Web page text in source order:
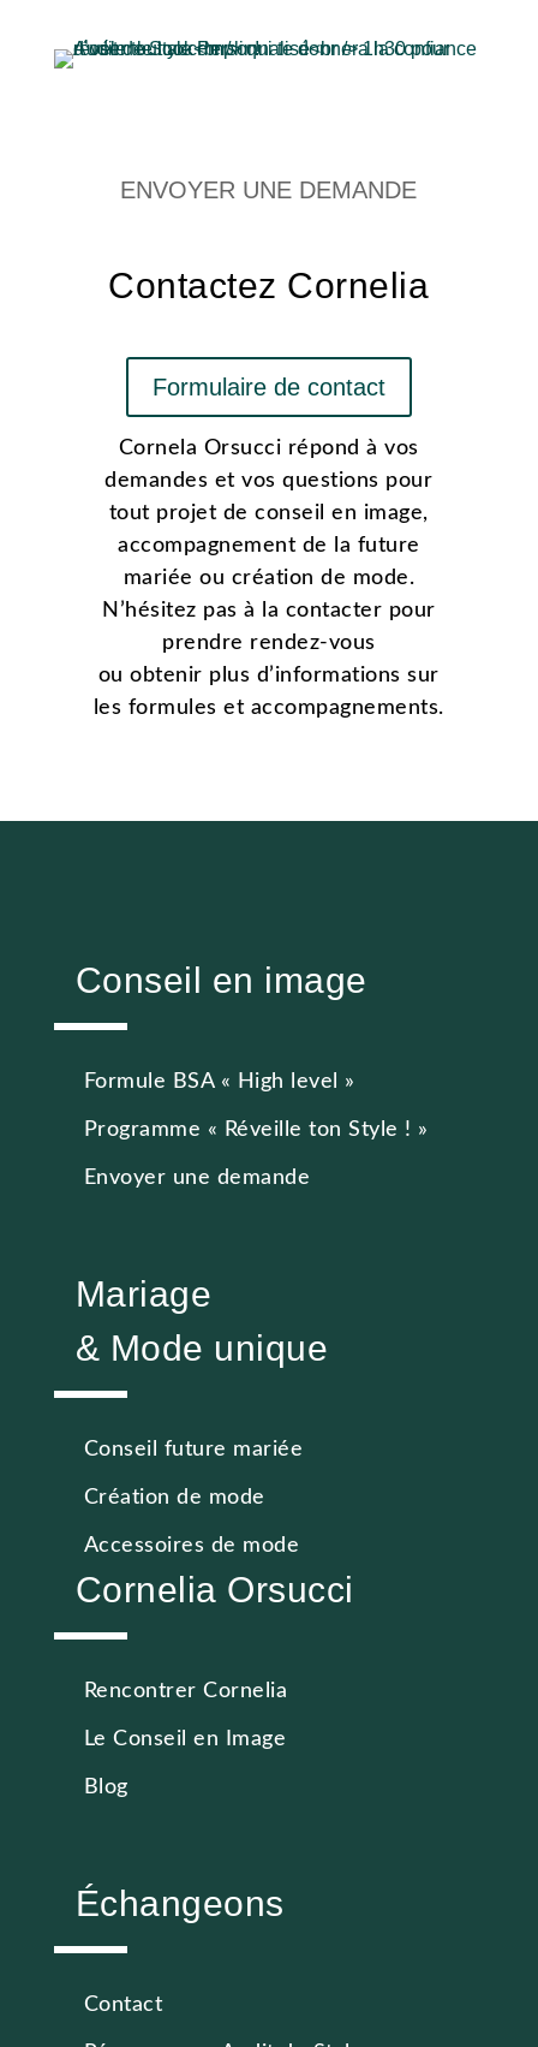
ENVOYER UNE DEMANDE
Contactez Cornelia
Formulaire de contact
Cornela Orsucci répond à vos
demandes et vos questions pour
tout projet de conseil en image,
accompagnement de la future
mariée ou création de mode.
N’hésitez pas à la contacter pour
prendre rendez-vous
ou obtenir plus d’informations sur
les formules et accompagnements.
Conseil en image
Formule BSA « High level »
Programme « Réveille ton Style ! »
Envoyer une demande
Mariage
& Mode unique
Conseil future mariée
Création de mode
Accessoires de mode
Cornelia Orsucci
Rencontrer Cornelia
Le Conseil en Image
Blog
Échangeons
Contact